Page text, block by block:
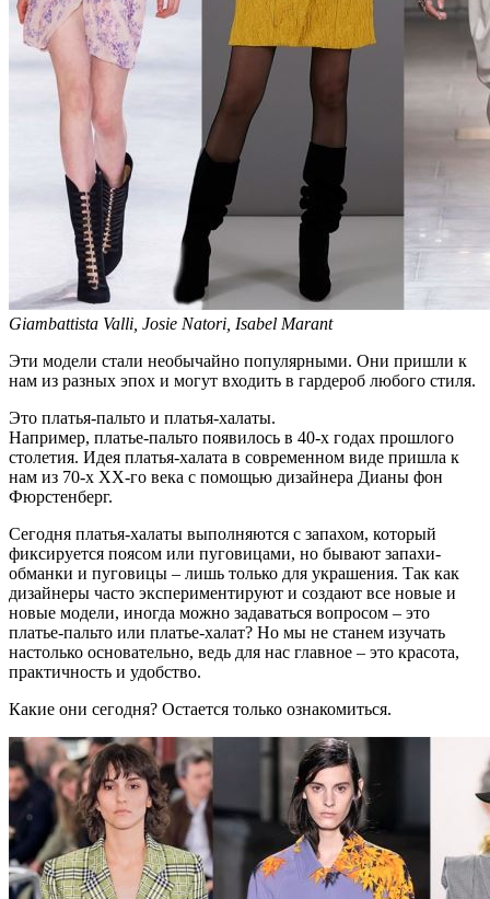
Giambattista Valli, Josie Natori, Isabel Marant
Эти модели стали необычайно популярными. Они пришли к
нам из разных эпох и могут входить в гардероб любого стиля.
Это платья-пальто и платья-халаты.
Например, платье-пальто появилось в 40-х годах прошлого
столетия. Идея платья-халата в современном виде пришла к
нам из 70-х ХХ-го века с помощью дизайнера Дианы фон
Фюрстенберг.
Сегодня платья-халаты выполняются с запахом, который
фиксируется поясом или пуговицами, но бывают запахи-
обманки и пуговицы – лишь только для украшения. Так как
дизайнеры часто экспериментируют и создают все новые и
новые модели, иногда можно задаваться вопросом – это
платье-пальто или платье-халат? Но мы не станем изучать
настолько основательно, ведь для нас главное – это красота,
практичность и удобство.
Какие они сегодня? Остается только ознакомиться.